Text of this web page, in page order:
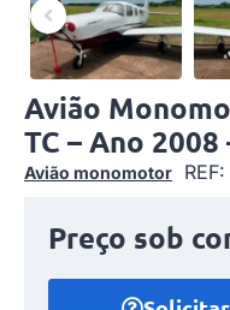
Avião
TC – Ano 2008
Avião monomotor
Preço sob